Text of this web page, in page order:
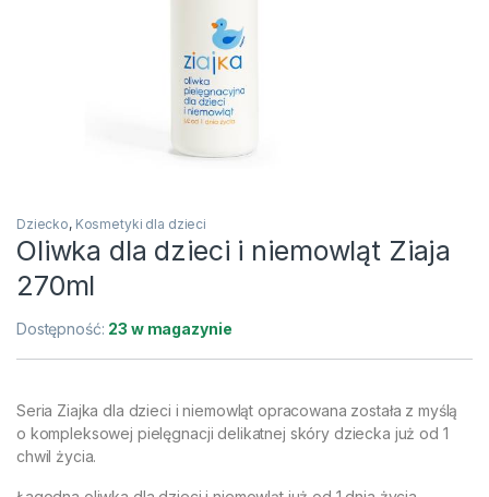
Dziecko, Kosmetyki dla dzieci
Oliwka dla dzieci i niemowląt Ziaja
270ml
Dostępność: 23 w magazynie
Seria Ziajka dla dzieci i niemowląt opracowana została z myślą
o kompleksowej pielęgnacji delikatnej skóry dziecka już od 1
chwil życia.